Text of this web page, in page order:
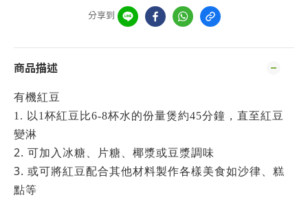
分享到
商品描述
有機紅豆
1. 以 1 杯紅豆比6-8杯水的份量煲約45分鐘，直至紅豆
變淋
2. 可加入冰糖、片糖、椰漿或豆漿調味
3. 或可將紅豆配合其他材料製作各樣美食如沙律、糕
點等